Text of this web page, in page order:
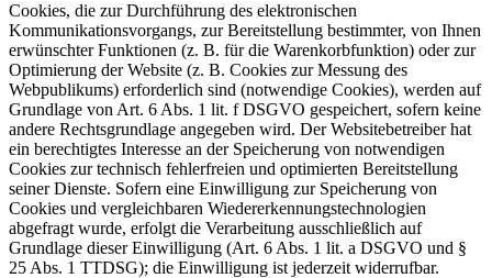
Cookies, die zur Durchführung des elektronischen
Kommunikationsvorgangs, zur Bereitstellung bestimmter, von Ihnen
erwünschter Funktionen (z. B. für die Warenkorbfunktion) oder zur
Optimierung der Website (z. B. Cookies zur Messung des
Webpublikums) erforderlich sind (notwendige Cookies), werden auf
Grundlage von Art. 6 Abs. 1 lit. f DSGVO gespeichert, sofern keine
andere Rechtsgrundlage angegeben wird. Der Websitebetreiber hat
ein berechtigtes Interesse an der Speicherung von notwendigen
Cookies zur technisch fehlerfreien und optimierten Bereitstellung
seiner Dienste. Sofern eine Einwilligung zur Speicherung von
Cookies und vergleichbaren Wiedererkennungstechnologien
abgefragt wurde, erfolgt die Verarbeitung ausschließlich auf
Grundlage dieser Einwilligung (Art. 6 Abs. 1 lit. a DSGVO und §
25 Abs. 1 TTDSG); die Einwilligung ist jederzeit widerrufbar.